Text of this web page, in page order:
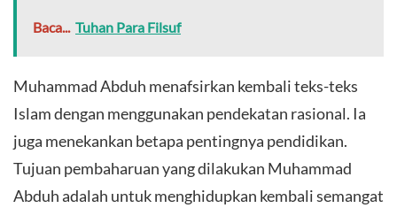
Baca... Tuhan Para Filsuf
Muhammad Abduh menafsirkan kembali teks-teks
Islam dengan menggunakan pendekatan rasional. Ia
juga menekankan betapa pentingnya pendidikan.
Tujuan pembaharuan yang dilakukan Muhammad
Abduh adalah untuk menghidupkan kembali semangat